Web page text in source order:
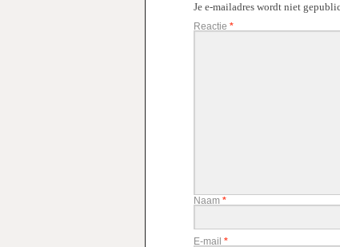
Je e-mailadres wordt niet
Reactie *
Naam *
E-mail *